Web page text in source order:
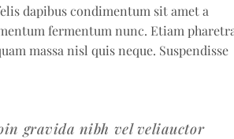
dapibus condimentum sit amet a
fermentum nunc. Etiam
massa nisl quis neque. Suspendisse
gravida nibh vel veliauctor